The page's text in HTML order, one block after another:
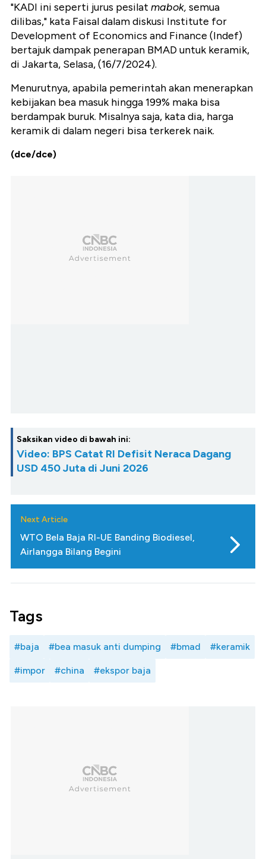
"KADI ini seperti jurus pesilat mabok, semua
dilibas," kata Faisal dalam diskusi Institute for
Development of Economics and Finance (Indef)
bertajuk dampak penerapan BMAD untuk keramik,
di Jakarta, Selasa, (16/7/2024).
Menurutnya, apabila pemerintah akan menerapkan
kebijakan bea masuk hingga 199% maka bisa
berdampak buruk. Misalnya saja, kata dia, harga
keramik di dalam negeri bisa terkerek naik.
(dce/dce)
Saksikan video di bawah ini:
Video: BPS Catat RI Defisit Neraca Dagang
USD 450 Juta di Juni 2026
Next Article
WTO Bela Baja RI-UE Banding Biodiesel,
Airlangga Bilang Begini
Tags
#baja #bea masuk anti dumping #bmad #keramik
#impor #china #ekspor baja